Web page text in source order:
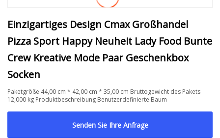
Einzigartiges Design Cmax Großhandel
Pizza Sport Happy Neuheit Lady Food Bunte
Crew Kreative Mode Paar Geschenkbox
Socken
Paketgröße 44,00 cm * 42,00 cm * 35,00 cm Bruttogewicht des Pakets
12,000 kg Produktbeschreibung Benutzerdefinierte Baum
Senden Sie Ihre Anfrage